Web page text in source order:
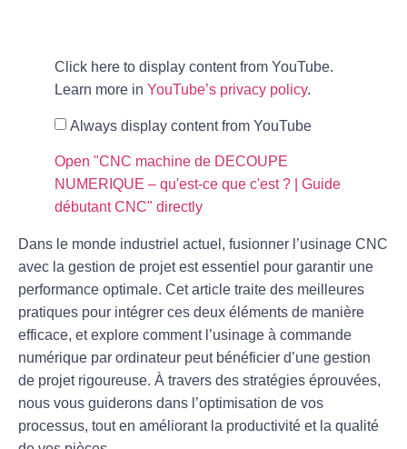
Click here to display content from YouTube.
Learn more in YouTube’s privacy policy.
Always display content from YouTube
Open "CNC machine de DECOUPE
NUMERIQUE – qu'est-ce que c'est ? | Guide
débutant CNC" directly
Dans le monde industriel actuel, fusionner l’usinage CNC
avec la gestion de projetest essentiel pour garantir une
performance optimale. Cet article traite des meilleures
pratiques pour intégrer ces deux éléments de manière
efficace, et explore comment l’usinage à commande
numérique par ordinateur peut bénéficier d’une gestion
de projet rigoureuse. À travers des stratégies éprouvées,
nous vous guiderons dans l’optimisation de vos
processus, tout en améliorant la productivité et la qualité